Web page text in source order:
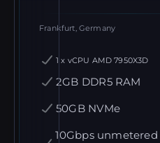
Frankfurt, Germany
1 x vCPU AMD 7950X3D
2GB DDR5 RAM
50GB NVMe
10Gbps